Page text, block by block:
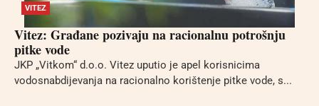
VITEZ
Vitez: Građane pozivaju na racionalnu potrošnju
pitke vode
JKP „Vitkom“ d.o.o. Vitez uputio je apel korisnicima
vodosnabdijevanja na racionalno korištenje pitke vode, s...